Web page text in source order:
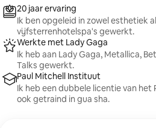
20 jaar ervaring
Ik ben opgeleid in zowel esthetiek
vijfsterrenhotelspa's gewerkt.
Werkte met Lady Gaga
Ik heb aan Lady Gaga, Metallica,
Talks gewerkt.
Paul Mitchell Instituut
Ik heb een dubbele licentie van
ook getraind in gua sha.